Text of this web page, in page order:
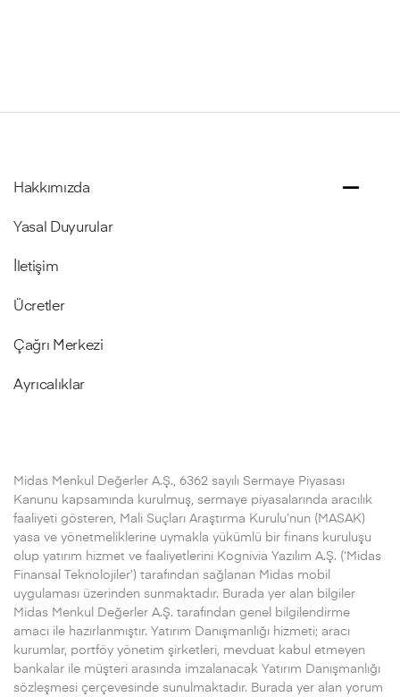
Hakkımızda
Yasal Duyurular
İletişim
Ücretler
Çağrı Merkezi
Ayrıcalıklar
Midas Menkul Değerler A.Ş., 6362 sayılı Sermaye Piyasası
Kanunu kapsamında kurulmuş, sermaye piyasalarında aracılık
faaliyeti gösteren, Mali Suçları Araştırma Kurulu’nun (MASAK)
yasa ve yönetmeliklerine uymakla yükümlü bir finans kuruluşu
olup yatırım hizmet ve faaliyetlerini Kognivia Yazılım A.Ş. (‘Midas
Finansal Teknolojiler’) tarafından sağlanan Midas mobil
uygulaması üzerinden sunmaktadır. Burada yer alan bilgiler
Midas Menkul Değerler A.Ş. tarafından genel bilgilendirme
amacı ile hazırlanmıştır. Yatırım Danışmanlığı hizmeti; aracı
kurumlar, portföy yönetim şirketleri, mevduat kabul etmeyen
bankalar ile müşteri arasında imzalanacak Yatırım Danışmanlığı
sözleşmesi çerçevesinde sunulmaktadır. Burada yer alan yorum